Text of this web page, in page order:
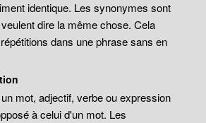
identique. Les synonymes sont
dire la même chose. Cela
dans une phrase sans en
mot, adjectif, verbe ou expression
à celui d'un mot. Les